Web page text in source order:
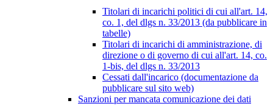
Titolari di incarichi politici di cui all'art. 14,
co. 1, del dlgs n. 33/2013 (da pubblicare in
tabelle)
Titolari di incarichi di amministrazione, di
direzione o di governo di cui all'art. 14, co.
1-bis, del dlgs n. 33/2013
Cessati dall'incarico (documentazione da
pubblicare sul sito web)
Sanzioni per mancata comunicazione dei dati